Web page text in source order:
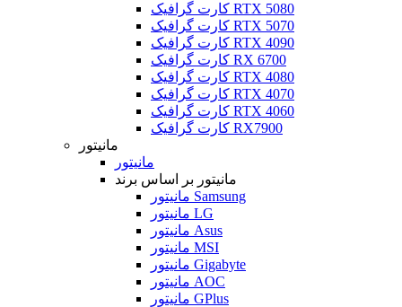
کارت گرافیک RTX 5080
کارت گرافیک RTX 5070
کارت گرافیک RTX 4090
کارت گرافیک RX 6700
کارت گرافیک RTX 4080
کارت گرافیک RTX 4070
کارت گرافیک RTX 4060
کارت گرافیک RX7900
مانیتور
مانیتور
مانیتور بر اساس برند
مانیتور Samsung
مانیتور LG
مانیتور Asus
مانیتور MSI
مانیتور Gigabyte
مانیتور AOC
مانیتور GPlus